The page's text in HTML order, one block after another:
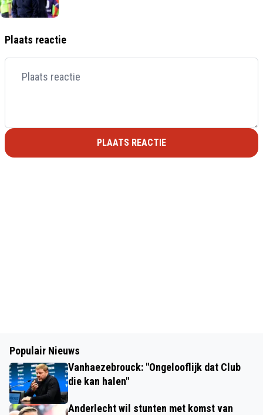
Plaats reactie
PLAATS REACTIE
Populair Nieuws
Vanhaezebrouck: "Ongelooflijk dat Club
die kan halen"
Anderlecht wil stunten met komst van